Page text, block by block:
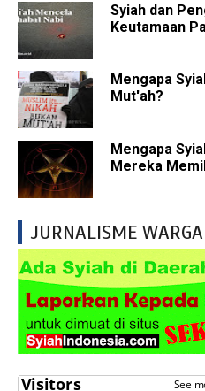
Syiah dan
Keutamaan
Mengapa
Mut'ah?
Mengapa
Mereka
JURNALISME WARGA